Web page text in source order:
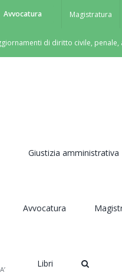
Avvocatura Magistratura
di diritto civile, penale,
Giustizia amministrativa
Avvocatura
Libri